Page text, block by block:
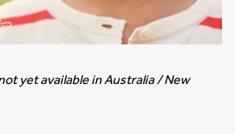
yet available in Australia / New